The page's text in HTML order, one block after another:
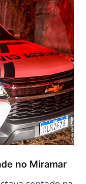
no Miramar